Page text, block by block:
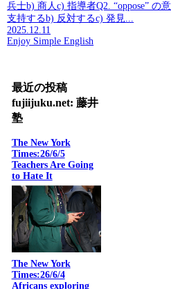
兵士b) 商人c) 指導者Q2. “oppose” の
支持するb) 反対するc) 発見...
2025.12.11
Enjoy Simple English
最近の投稿
fujiijuku.net: 藤井
塾
The New York
Times:26/6/5
Teachers Are Going
to Hate It
The New York
Times:26/6/4
Africans exploring